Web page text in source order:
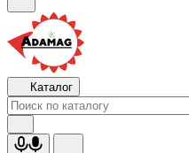
Каталог